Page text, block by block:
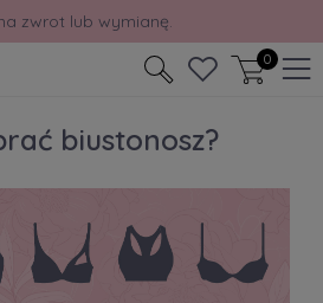
zwrot lub wymianę.
0
biustonosz?